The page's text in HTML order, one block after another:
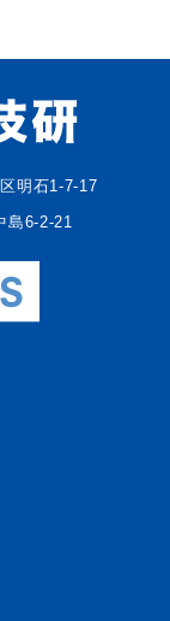
明石1-7-17
島6-2-21